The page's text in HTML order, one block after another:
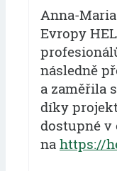
Anna-
Evropy
následně
a zaměřila
díky
dostupné v
na https://